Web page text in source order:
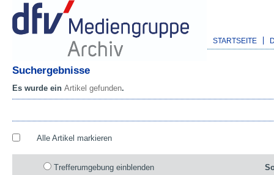
STARTSEITE
Suchergebnisse
Es wurde ein Artikel gefunden.
Alle Artikel markieren
Trefferumgebung einblenden